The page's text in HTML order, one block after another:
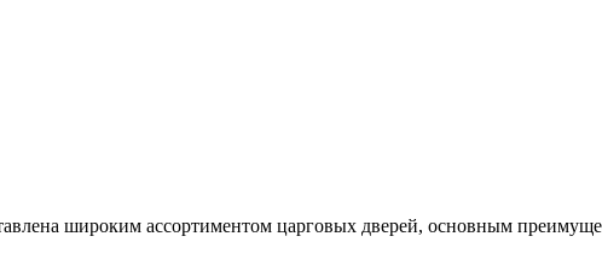
широким ассортиментом царговых дверей, основным